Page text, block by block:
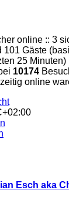
online :: 3
Gäste
25 Minuten)
10174
online
Esch aka